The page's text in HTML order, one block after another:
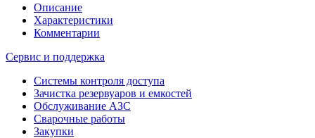
Описание
Характеристики
Комментарии
Сервис и поддержка
Системы контроля доступа
Зачистка резервуаров и емкостей
Обслуживание АЗС
Сварочные работы
Закупки